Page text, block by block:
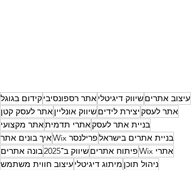
עיצוב אתריםשיווק דיגיטליאתר רספונסיביקידום בגוגל
אתר לעסקיצירת לידיםשיווק אונלייןאתר לעסק קטן
בניית אתר לעסקאתרי תדמיתאתר מקצועי
בניית אתרים בישראלפרילנסר Wix
איך בונים אתר
אתרי Wix
פיתוח אתריםשיווק ב־2025
בונה אתרים
ניהול תוכן מיתוג דיגיטליעיצוב חווית משתמש